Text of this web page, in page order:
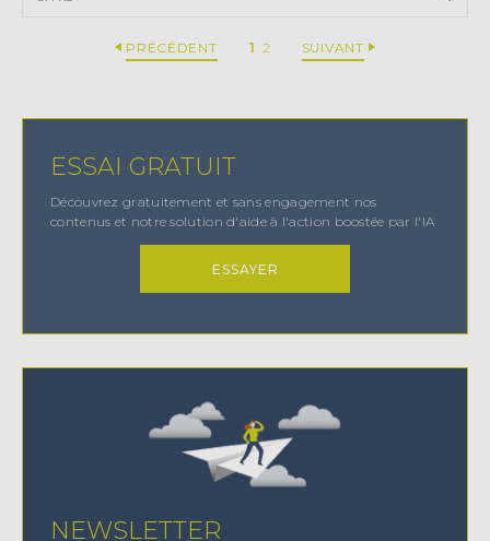
PRÉCÉDENT 1 2 SUIVANT
ESSAI GRATUIT
Découvrez gratuitement et sans engagement nos
contenus et notre solution d'aide à l'action boostée par l'IA
ESSAYER
NEWSLETTER